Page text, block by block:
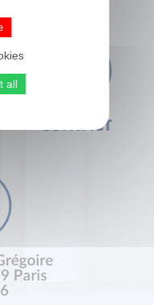
CONTACT
Paris
all